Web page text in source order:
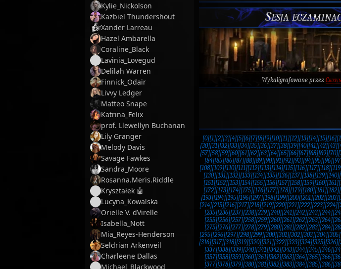
Kylie_Nickolson
Kazbiel Thundershout
Xander Larreau
Hazel Ambarella
Coraline_Black
Lavinia_Lovegud
Delilah Warren
Finnick_Odair
Livvy Ledger
Matteo Snape
Katrina_Felix
prof. Llewellyn Buchanan
Lily Granger
Melody Davis
Savage Fawkes
Sandra_Moore
Rosanna.Meris.Riddle
Kryształek 🤖
Lucyna_Kowalska
Orielle V. dVirelle
Isabella_Nott
Mia_Reyes-Henderson
Seldrian Arkenveil
Charleene Dallas
Michael_Blackwood
Sesja
Wykaligrafowane przez
[0][1][2][3][4][5][6][7][8][9][10][11][12][13][14][15][16]
[30][31][32][33][34][35][36][37][38][39][40][41][42][43]
[57][58][59][60][61][62][63][64][65][66][67][68][69][70]
[84][85][86][87][88][89][90][91][92][93][94][95][96]
[108][109][110][111][112][113][114][115][116][117][118]
[130][131][132][133][134][135][136][137][138][139][140]
[151][152][153][154][155][156][157][158][159][160][161]
[172][173][174][175][176][177][178][179][180][181][182]
[193][194][195][196][197][198][199][200][201][202][203]
[214][215][216][217][218][219][220][221][222][223][224]
[235][236][237][238][239][240][241][242][243][244]
[255][256][257][258][259][260][261][262][263][264]
[275][276][277][278][279][280][281][282][283][284]
[295][296][297][298][299][300][301][302][303][304][305]
[316][317][318][319][320][321][322][323][324][325][326]
[337][338][339][340][341][342][343][344][345][346]
[357][358][359][360][361][362][363][364][365][366]
[377][378][379][380][381][382][383][384][385][386]